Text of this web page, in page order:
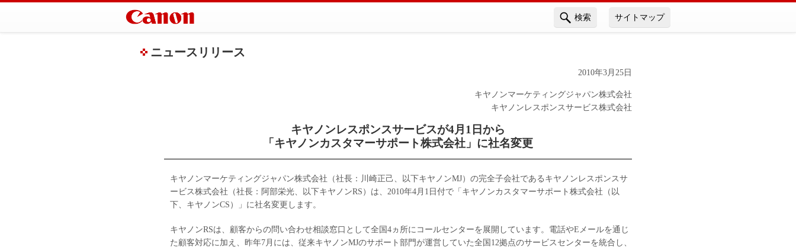
検索 サイトマップ
ニュースリリース
2010年3月25日
キヤノンマーケティングジャパン株式会社
キヤノンレスポンスサービス株式会社
キヤノンレスポンスサービスが4月1日から
「キヤノンカスタマーサポート株式会社」に社名変更
キヤノンマーケティングジャパン株式会社（社長：川崎正己、以下キヤノンMJ）の完全子会社であるキヤノンレスポンスサ
ービス株式会社（社長：阿部栄光、以下キヤノンRS）は、2010年4月1日付で「キヤノンカスタマーサポート株式会社（以
下、キヤノンCS）」に社名変更します。
キヤノンRSは、顧客からの問い合わせ相談窓口として全国4ヵ所にコールセンターを展開しています。電話やEメールを通じ
た顧客対応に加え、昨年7月には、従来キヤノンMJのサポート部門が運営していた全国12拠点のサービスセンターを統合し、